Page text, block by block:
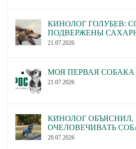
КИНОЛОГ ГОЛУБЕВ:
ПОДВЕРЖЕНЫ
21.07.2026
МОЯ ПЕРВАЯ СОБАКА
21.07.2026
КИНОЛОГ ОБЪЯСНИЛ,
ОЧЕЛОВЕЧИВАТЬ
20.07.2026